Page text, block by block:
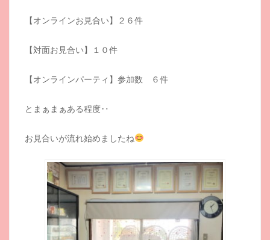
【オンラインお見合い】２６件
【対面お見合い】１０件
【オンラインパーティ】参加数 ６件
とまぁまぁある程度‥
お見合いが流れ始めましたね